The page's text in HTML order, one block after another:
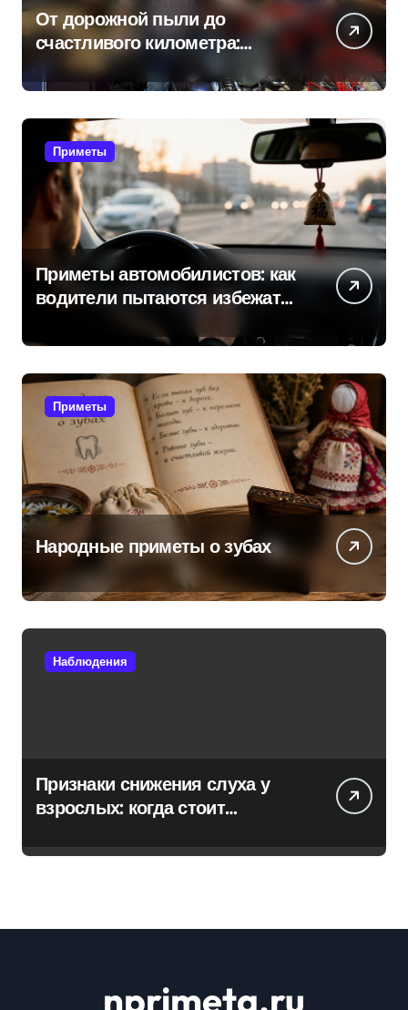
От дорожной пыли до
счастливого километра:
самые распространенные
приметы мотоциклистов
Приметы
Приметы автомобилистов: как
водители пытаются избежать
дороге
Приметы
Народные приметы о зубах
Наблюдения
Признаки снижения слуха у
взрослых: когда стоит
nprimeta.ru